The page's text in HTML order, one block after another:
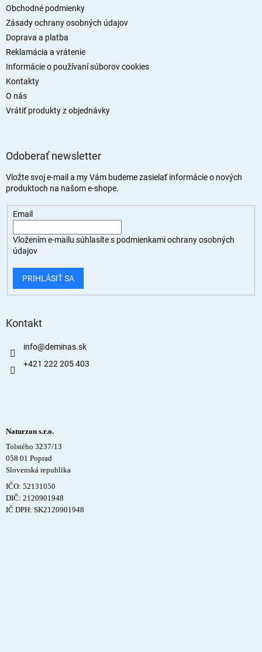
Obchodné podmienky
Zásady ochrany osobných údajov
Doprava a platba
Reklamácia a vrátenie
Informácie o používaní súborov cookies
Kontakty
O nás
Vrátiť produkty z objednávky
Odoberať newsletter
Vložte svoj e-mail a my Vám budeme zasielať informácie o nových
produktoch na našom e-shope.
Email
Vložením e-mailu súhlasíte s podmienkami ochrany osobných
údajov
PRIHLÁSIŤ SA
Kontakt
info@deminas.sk
+421 222 205 403
Naturzon s.r.o.
Tolstého 3237/13
058 01 Poprad
Slovenská republika
IČO: 52131050
DIČ: 2120901948
IČ DPH: SK2120901948